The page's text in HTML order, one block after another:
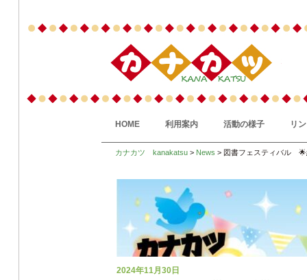
HOME 利用案内 活動の様子 リ
カナカツ kanakatsu > News > 図書フェスティバル 🌟
2024年11月30日